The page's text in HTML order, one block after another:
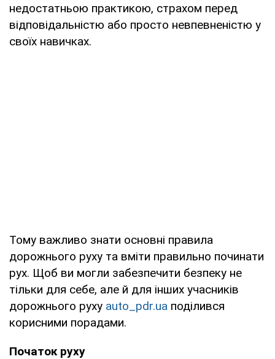
недостатньою практикою, страхом перед
відповідальністю або просто невпевненістю у
своїх навичках.
Тому важливо знати основні правила
дорожнього руху та вміти правильно починати
рух. Щоб ви могли забезпечити безпеку не
тільки для себе, але й для інших учасників
дорожнього руху auto_pdr.ua поділився
корисними порадами.
Початок руху